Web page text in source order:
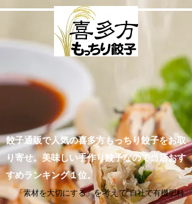
餃子通販で人気の喜多方もっちり餃子をお取
り寄せ。美味しい手作り餃子なので当店おす
すめランキング１位。
「素材を大切にする」を考えて自社で有機肥料